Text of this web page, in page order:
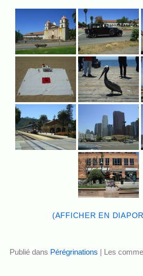
(AFFICHER EN
Publié dans Pérégrinations Les